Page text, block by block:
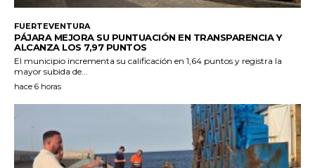
FUERTEVENTURA
PÁJARA MEJORA SU PUNTUACIÓN EN TRANSPARENCIA Y
ALCANZA LOS 7,97 PUNTOS
El municipio incrementa su calificación en 1,64 puntos y registra la
mayor subida de...
hace 6 horas